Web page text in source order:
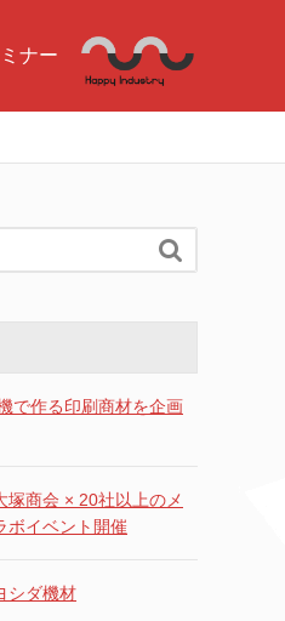
ナー

で作る印刷商材を企画
塚商会 × 20社以上のメ
ボイベント開催
シダ機材